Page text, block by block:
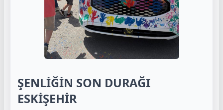
ŞENLİĞİN SON DURAĞI
ESKİŞEHİR